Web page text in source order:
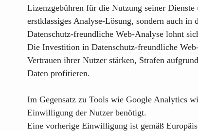
Lizenzgebühren für die Nutzung seiner
erstklassiges Analyse-Lösung, sondern auch in
Datenschutz-freundliche Web-Analyse lohnt
Die Investition in Datenschutz-freundliche
Vertrauen ihrer Nutzer stärken, Strafen
Daten profitieren.
Im Gegensatz zu Tools wie Google Analytics
Einwilligung der Nutzer benötigt.
Eine vorherige Einwilligung ist gemäß